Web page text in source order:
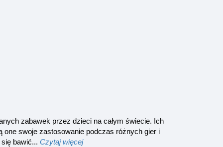
zabawek przez dzieci na całym świecie. Ich
swoje zastosowanie podczas różnych gier i
bawić... Czytaj więcej